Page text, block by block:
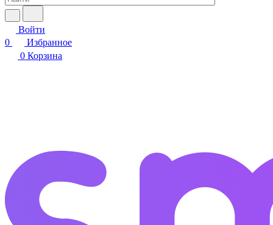
Войти
0
Избранное
0 Корзина